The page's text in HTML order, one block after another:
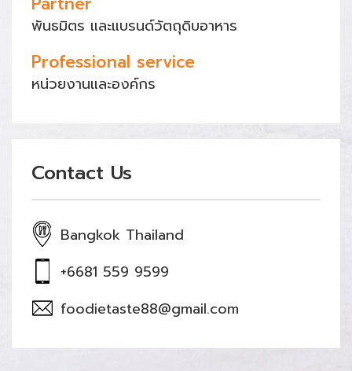
พันธมิตร และแบรนด์วัตถุดิบอาหาร
Professional service
หน่วยงานและองค์กร
Contact Us
Bangkok Thailand
+6681 559 9599
foodietaste88@gmail.com